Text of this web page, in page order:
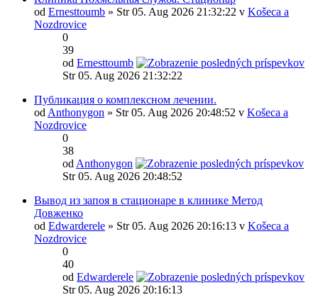
od Ernesttoumb » Str 05. Aug 2026 21:32:22 v Košeca a
Nozdrovice
0
39
od Ernesttoumb
Str 05. Aug 2026 21:32:22
Публикация о комплексном лечении.
od Anthonygon » Str 05. Aug 2026 20:48:52 v Košeca a
Nozdrovice
0
38
od Anthonygon
Str 05. Aug 2026 20:48:52
Вывод из запоя в стационаре в клинике Метод
Довженко
od Edwarderele » Str 05. Aug 2026 20:16:13 v Košeca a
Nozdrovice
0
40
od Edwarderele
Str 05. Aug 2026 20:16:13